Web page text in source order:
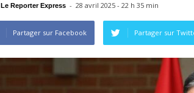
Le Reporter Express - 28 avril 2025 - 22 h 35 min
Partager sur Facebook Partager sur